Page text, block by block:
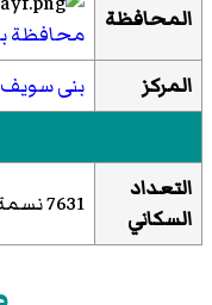
المحافظة
محافظة
المركز
بنى سويف
التعداد
السكاني
7631 نسمة